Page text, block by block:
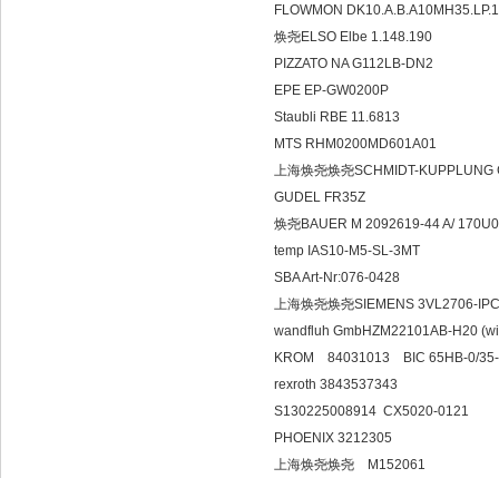
FLOWMON
焕尧ELSO Elbe
PIZZATO NA G112LB-
EPE EP-GW0200P
Staubli RBE 11.6813
MTS
上海焕尧焕尧SCHMIDT-
GUDEL FR35Z
焕尧BAUER M 2092619-44
temp IAS10-M5-SL-
SBA Art-Nr:076-0428
上海焕尧焕尧SIEMENS
wandfluh
KROM 84031013 BIC
rexroth 3843537343
S130225008914
PHOENIX 3212305
上海焕尧焕尧